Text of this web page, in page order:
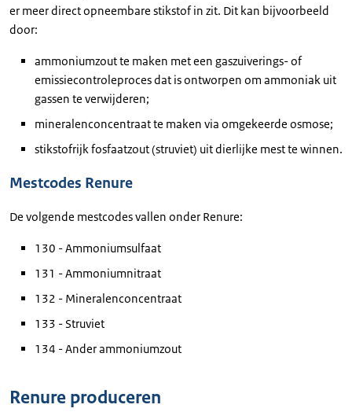
er meer direct opneembare stikstof in zit. Dit kan bijvoorbeeld
door:
ammoniumzout te maken met een gaszuiverings- of
emissiecontroleproces dat is ontworpen om ammoniak uit
gassen te verwijderen;
mineralenconcentraat te maken via omgekeerde osmose;
stikstofrijk fosfaatzout (struviet) uit dierlijke mest te winnen.
Mestcodes Renure
De volgende mestcodes vallen onder Renure:
130 - Ammoniumsulfaat
131 - Ammoniumnitraat
132 - Mineralenconcentraat
133 - Struviet
134 - Ander ammoniumzout
Renure produceren